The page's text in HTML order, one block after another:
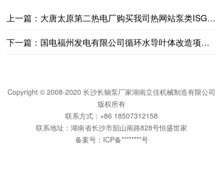
上一篇： 大唐太原第二热电厂购买我司​热网站泵类ISG100-160A
下一篇： 国电福州发电有限公司循环水导叶体改造项目购买我司循环水导叶体2200KLS--23.9
Copyright © 2008-2020 长沙长轴泵厂家湖南立佳机械制造有限公司
版权所有
联系方式：+86 18507312158
联系地址：湖南省长沙市韶山南路828号恒盛世家
备案号： ICP备********号